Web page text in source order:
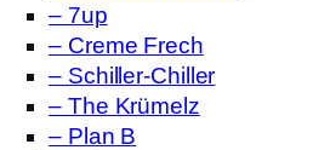
– 7up
– Creme Frech
– Schiller-Chiller
– The Krümelz
– Plan B